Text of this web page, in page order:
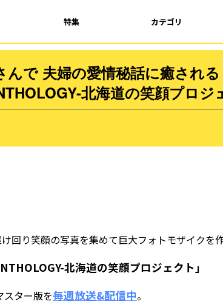
特集 カテゴリ
で 夫婦の愛情秘話に癒され
北海道の笑顔プロジ
回り笑顔の写真を集めて巨大フォトモザイクを
北海道の笑顔プロジェクト」
スター版を毎週放送&配信中。